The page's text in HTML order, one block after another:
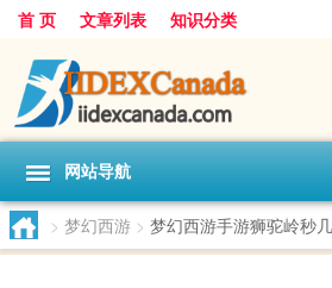
首 页 文章列表 知识分类
网站导航
> 梦幻西游 > 梦幻西游手游狮驼岭秒几